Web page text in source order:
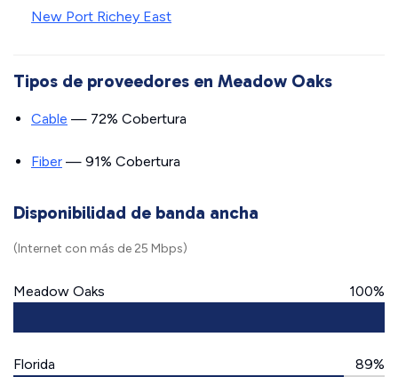
New Port Richey East
Tipos de proveedores en Meadow Oaks
Cable — 72% Cobertura
Fiber — 91% Cobertura
Disponibilidad de banda ancha
(Internet con más de 25 Mbps)
Meadow Oaks 100%
Florida 89%